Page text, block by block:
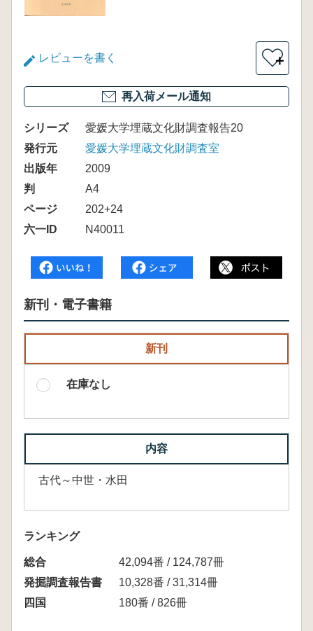
レビューを書く ＋
再入荷メール通知
シリーズ
愛媛大学埋蔵文化財調査報告20
発行元
愛媛大学埋蔵文化財調査室
出版年
2009
判
A4
ページ
202+24
六一ID
N40011
新刊・電子書籍
新刊
在庫なし
内容
古代～中世・水田
ランキング
総合
42,094番 / 124,787冊
発掘調査報告書
10,328番 / 31,314冊
四国
180番 / 826冊